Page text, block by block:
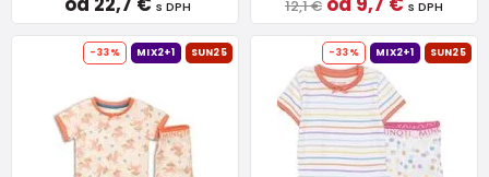
s DPH 12,1 € s DPH
-33% MIX2+1 SUN25 -33% MIX2+1 SUN25